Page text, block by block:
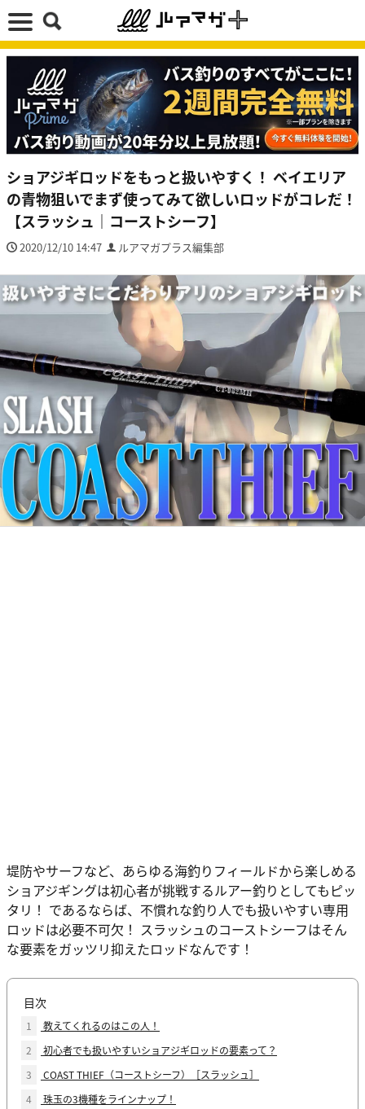
ショアジギロッドをもっと扱いやすく！ ベイエリア
の青物狙いでまず使ってみて欲しいロッドがコレだ！
【スラッシュ｜コーストシーフ】
2020/12/10 14:47 ルアマガプラス編集部
堤防やサーフなど、あらゆる海釣りフィールドから楽しめる
ショアジギングは初心者が挑戦するルアー釣りとしてもピッ
タリ！ であるならば、不慣れな釣り人でも扱いやすい専用
ロッドは必要不可欠！ スラッシュのコーストシーフはそん
な要素をガッツリ抑えたロッドなんです！
目次
1
教えてくれるのはこの人！
2
初心者でも扱いやすいショアジギロッドの要素って？
3
COAST THIEF（コーストシーフ）［スラッシュ］
4
珠玉の3機種をラインナップ！